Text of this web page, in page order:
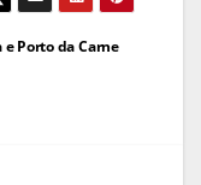
Porto da Carne